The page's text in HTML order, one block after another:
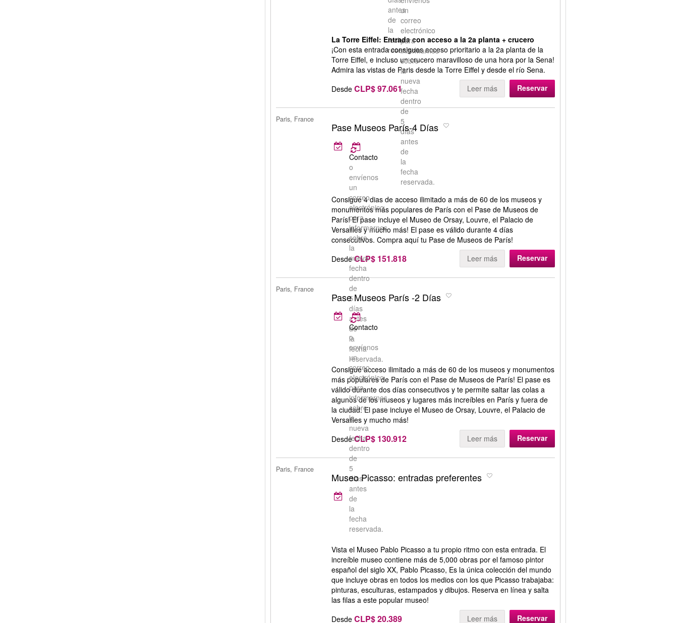
antes
de
la
fecha
reservada.
un
correo
electrónico
para
informarnos
sobre
la
nueva
fecha
dentro
de
5
días
antes
de
la
fecha
reservada.
La Torre Eiffel: Entrada con acceso a la 2a planta + crucero
¡Con esta entrada consigues acceso prioritario a la 2a planta de la
Torre Eiffel, e incluso un crucero maravilloso de una hora por la Sena!
Admira las vistas de Paris desde la Torre Eiffel y desde el río Sena.
Desde CLP$ 97.061 Leer más Reservar
Paris, France
Pase Museos París-4 Días
Contacto
o
envíenos
un
correo
electrónico
para
informarnos
sobre
la
nueva
fecha
dentro
de
5
días
antes
de
la
fecha
reservada.
Consigue 4 dias de acceso ilimitado a más de 60 de los museos y
monumentos más populares de París con el Pase de Museos de
París! El pase incluye el Museo de Orsay, Louvre, el Palacio de
Versailles y mucho más! El pase es válido durante 4 días
consecutivos. Compra aquí tu Pase de Museos de París!
Desde CLP$ 151.818 Leer más Reservar
Paris, France
Pase Museos París -2 Días
Contacto
o
envíenos
un
correo
electrónico
para
informarnos
sobre
la
nueva
fecha
dentro
de
5
días
antes
de
la
fecha
reservada.
Consigue acceso ilimitado a más de 60 de los museos y monumentos
más populares de París con el Pase de Museos de París! El pase es
válido durante dos días consecutivos y te permite saltar las colas a
algunos de los museos y lugares más increíbles en París y fuera de
la ciudad. El pase incluye el Museo de Orsay, Louvre, el Palacio de
Versailles y mucho más!
Desde CLP$ 130.912 Leer más Reservar
Paris, France
Museo Picasso: entradas preferentes
Vista el Museo Pablo Picasso a tu propio ritmo con esta entrada. El
increíble museo contiene más de 5,000 obras por el famoso pintor
español del siglo XX, Pablo Picasso, Es la única colección del mundo
que incluye obras en todos los medios con los que Picasso trabajaba:
pinturas, esculturas, estampados y dibujos. Reserva en línea y salta
las filas a este popular museo!
Desde CLP$ 20.389 Leer más Reservar